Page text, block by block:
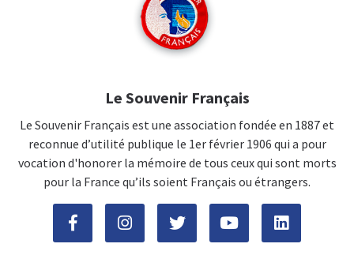
Le Souvenir Français
Le Souvenir Français est une association fondée en 1887 et
reconnue d’utilité publique le 1er février 1906 qui a pour
vocation d'honorer la mémoire de tous ceux qui sont morts
pour la France qu’ils soient Français ou étrangers.